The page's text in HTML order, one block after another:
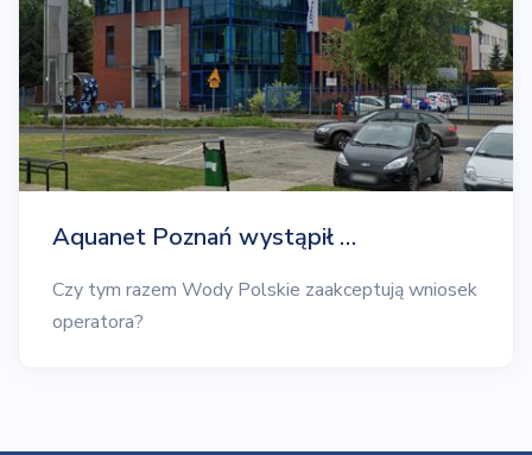
Aquanet Poznań wystąpił …
Czy tym razem Wody Polskie zaakceptują wniosek
operatora?